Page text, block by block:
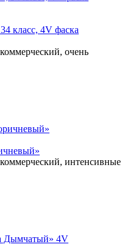
класс, 4V фаска
очень
интенсивные